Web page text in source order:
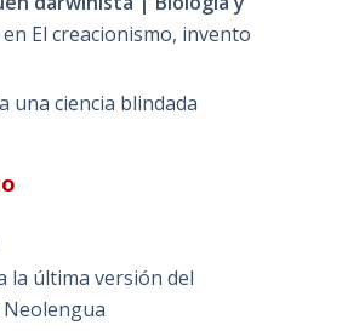
en El creacionismo, invento
una ciencia blindada
la última versión del